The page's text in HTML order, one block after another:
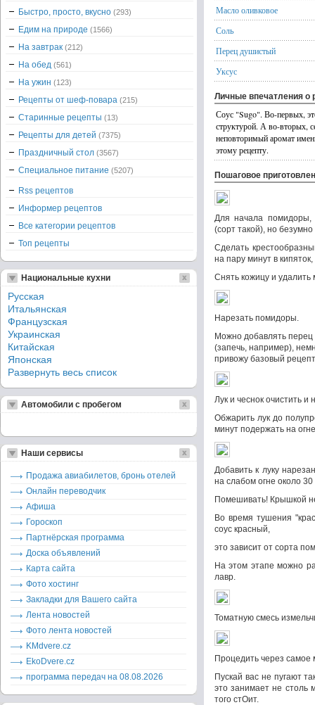
Масло оливковое
Соль
Перец душистый
Уксус
Личные впечатления о
Соус "Sugo". Во-первых,
структурой. А во-вторых,
неповторимый аромат
этому рецепту.
Пошаговое
Для начала
(сорт такой), но
Сделать
на пару минут в
Снять кожицу и удалить
Нарезать помидоры.
Можно добавлять перец
(запечь, например),
привожу базовый
Лук и чеснок очистить и
Обжарить лук до
минут подержать на
Добавить к луку
на слабом огне около 30
Помешивать! Крышкой
Во время тушения
соус красный,
это зависит от сорта
На этом этапе можно
лавр.
Томатную смесь
Процедить через самое
Пускай вас не пугают
это занимает не столь
того стОит.
Быстро, просто, вкусно (293)
Едим на природе (1566)
На завтрак (212)
На обед (561)
На ужин (123)
Рецепты от шеф-повара (215)
Старинные рецепты (13)
Рецепты для детей (7375)
Праздничный стол (3567)
Специальное питание (5207)
Rss рецептов
Информер рецептов
Все категории рецептов
Топ рецепты
Национальные кухни
Русская
Итальянская
Французская
Украинская
Китайская
Японская
Развернуть весь список
Автомобили с пробегом
Наши сервисы
Продажа авиабилетов, бронь отелей
Онлайн переводчик
Афиша
Гороскоп
Партнёрская программа
Доска объявлений
Карта сайта
Фото хостинг
Закладки для Вашего сайта
Лента новостей
Фото лента новостей
KMdvere.cz
EkoDvere.cz
программа передач на 08.08.2026